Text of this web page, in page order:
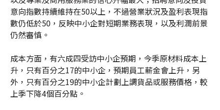
意向指數持續維持在50以上，不過營業狀況及盈利表現指
數仍低於50，反映中小企對短期業務表現，以及利潤前景
仍然審慎。
成本方面，有六成四受訪中小企預期，今季原材料成本上
升，只有百分之17的中小企，預期員工薪金會上升，另
外，只有百分之19的中小企計劃上調貨品或服務價格，較
上季下降4個百分點。